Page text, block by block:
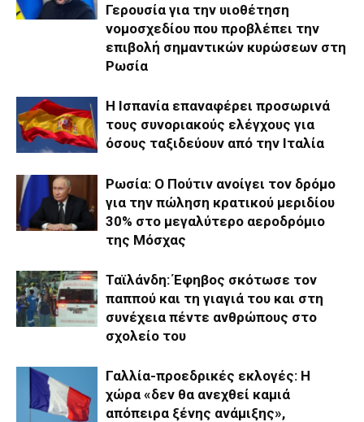
Γερουσία για την υιοθέτηση
νομοσχεδίου που προβλέπει την
επιβολή σημαντικών κυρώσεων στη
Ρωσία
Η Ισπανία επαναφέρει προσωρινά
τους συνοριακούς ελέγχους για
όσους ταξιδεύουν από την Ιταλία
Ρωσία: Ο Πούτιν ανοίγει τον δρόμο
για την πώληση κρατικού μεριδίου
30% στο μεγαλύτερο αεροδρόμιο
της Μόσχας
Ταϊλάνδη: Έφηβος σκότωσε τον
παππού και τη γιαγιά του και στη
συνέχεια πέντε ανθρώπους στο
σχολείο του
Γαλλία-προεδρικές εκλογές: Η
χώρα «δεν θα ανεχθεί καμιά
απόπειρα ξένης ανάμιξης»,